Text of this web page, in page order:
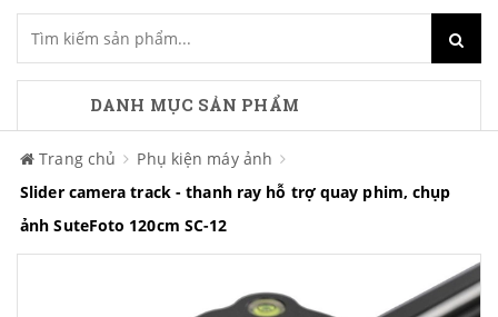
DANH MỤC SẢN PHẨM
Trang chủ
Phụ kiện máy ảnh
Slider camera track - thanh ray hỗ trợ quay phim, chụp
ảnh SuteFoto 120cm SC-12